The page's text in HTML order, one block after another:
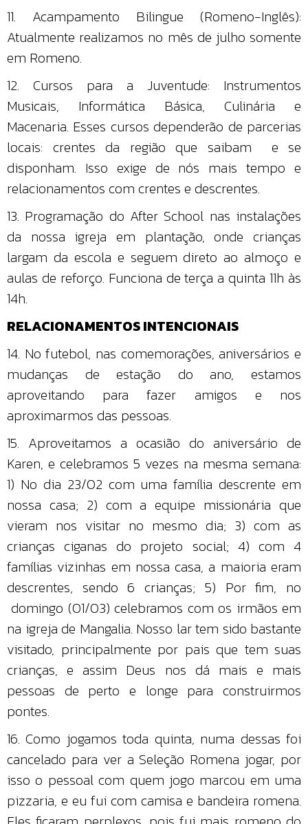
11. Acampamento Bilingue (Romeno-Inglês):
Atualmente realizamos no mês de julho somente
em Romeno.
12. Cursos para a Juventude: Instrumentos
Musicais, Informática Básica, Culinária e
Macenaria. Esses cursos dependerão de parcerias
locais: crentes da região que saibam e se
disponham. Isso exige de nós mais tempo e
relacionamentos com crentes e descrentes.
13. Programação do After School nas instalações
da nossa igreja em plantação, onde crianças
largam da escola e seguem direto ao almoço e
aulas de reforço. Funciona de terça a quinta 11h às
14h.
RELACIONAMENTOS INTENCIONAIS
14. No futebol, nas comemorações, aniversários e
mudanças de estação do ano, estamos
aproveitando para fazer amigos e nos
aproximarmos das pessoas.
15. Aproveitamos a ocasião do aniversário de
Karen, e celebramos 5 vezes na mesma semana:
1) No dia 23/02 com uma família descrente em
nossa casa; 2) com a equipe missionária que
vieram nos visitar no mesmo dia; 3) com as
crianças ciganas do projeto social; 4) com 4
famílias vizinhas em nossa casa, a maioria eram
descrentes, sendo 6 crianças; 5) Por fim, no
domingo (01/03) celebramos com os irmãos em
na igreja de Mangalia. Nosso lar tem sido bastante
visitado, principalmente por pais que tem suas
crianças, e assim Deus nos dá mais e mais
pessoas de perto e longe para construirmos
pontes.
16. Como jogamos toda quinta, numa dessas foi
cancelado para ver a Seleção Romena jogar, por
isso o pessoal com quem jogo marcou em uma
pizzaria, e eu fui com camisa e bandeira romena.